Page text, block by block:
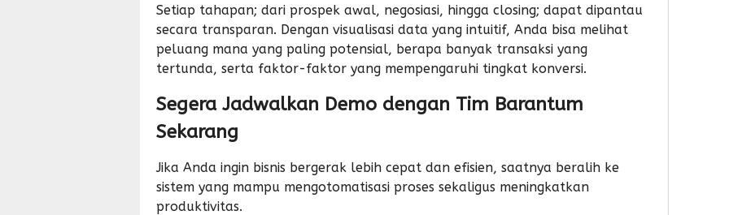
Setiap tahapan; dari prospek awal, negosiasi, hingga closing; dapat dipantau
secara transparan. Dengan visualisasi data yang intuitif, Anda bisa melihat
peluang mana yang paling potensial, berapa banyak transaksi yang
tertunda, serta faktor-faktor yang mempengaruhi tingkat konversi.
Segera Jadwalkan Demo dengan Tim Barantum
Sekarang
Jika Anda ingin bisnis bergerak lebih cepat dan efisien, saatnya beralih ke
sistem yang mampu mengotomatisasi proses sekaligus meningkatkan
produktivitas.